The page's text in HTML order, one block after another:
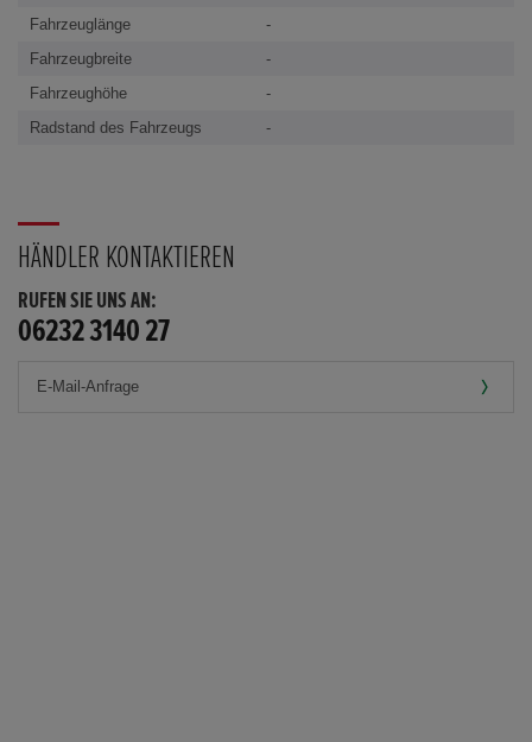
Fahrzeuglänge
-
Fahrzeugbreite
-
Fahrzeughöhe
-
Radstand des Fahrzeugs
-
HÄNDLER KONTAKTIEREN
RUFEN SIE UNS AN:
06232 3140 27